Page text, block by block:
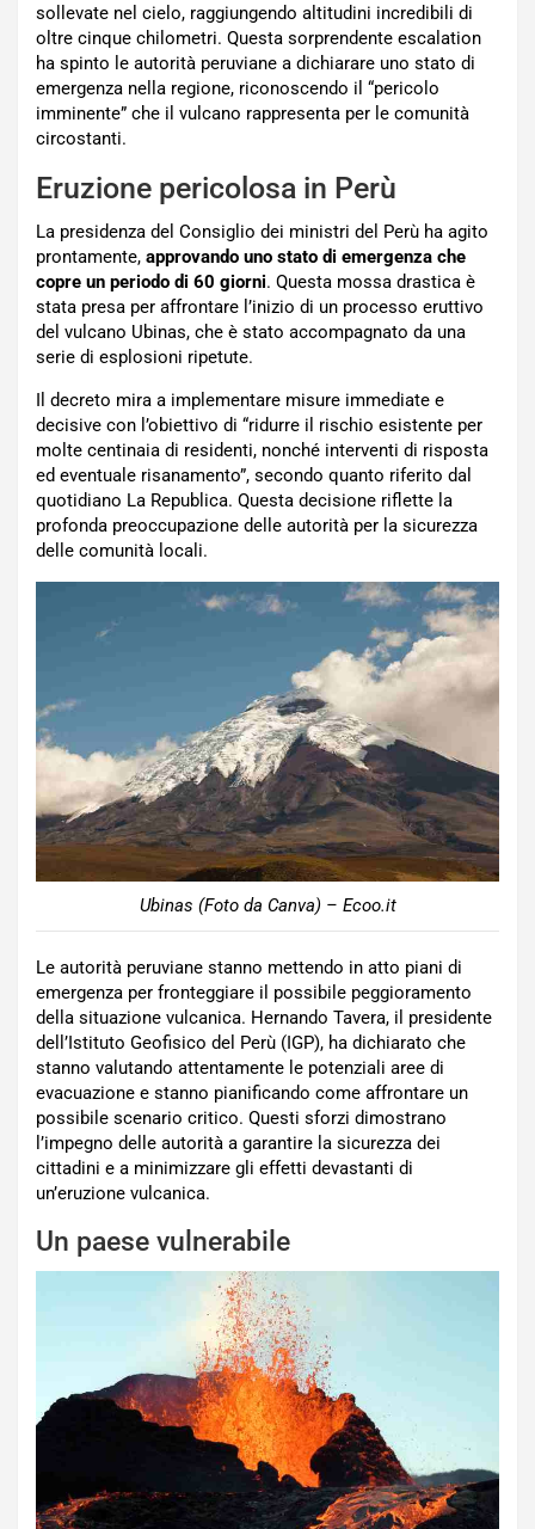
sollevate nel cielo, raggiungendo altitudini incredibili di
oltre cinque chilometri. Questa sorprendente escalation
ha spinto le autorità peruviane a dichiarare uno stato di
emergenza nella regione, riconoscendo il “pericolo
imminente” che il vulcano rappresenta per le comunità
circostanti.
Eruzione pericolosa in Perù
La presidenza del Consiglio dei ministri del Perù ha agito
prontamente, approvando uno stato di emergenza che
copre un periodo di 60 giorni. Questa mossa drastica è
stata presa per affrontare l’inizio di un processo eruttivo
del vulcano Ubinas, che è stato accompagnato da una
serie di esplosioni ripetute.
Il decreto mira a implementare misure immediate e
decisive con l’obiettivo di “ridurre il rischio esistente per
molte centinaia di residenti, nonché interventi di risposta
ed eventuale risanamento”, secondo quanto riferito dal
quotidiano La Republica. Questa decisione riflette la
profonda preoccupazione delle autorità per la sicurezza
delle comunità locali.
Ubinas (Foto da Canva) – Ecoo.it
Le autorità peruviane stanno mettendo in atto piani di
emergenza per fronteggiare il possibile peggioramento
della situazione vulcanica. Hernando Tavera, il presidente
dell’Istituto Geofisico del Perù (IGP), ha dichiarato che
stanno valutando attentamente le potenziali aree di
evacuazione e stanno pianificando come affrontare un
possibile scenario critico. Questi sforzi dimostrano
l’impegno delle autorità a garantire la sicurezza dei
cittadini e a minimizzare gli effetti devastanti di
un’eruzione vulcanica.
Un paese vulnerabile